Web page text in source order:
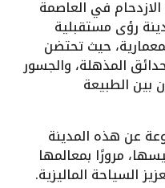
في العاصمة
رؤى مستقبلية
حيث تحتضن
المذهلة، والجسور
بين الطبيعة
عن هذه المدينة
مرورًا بمعالمها
السياحة الماليزية.